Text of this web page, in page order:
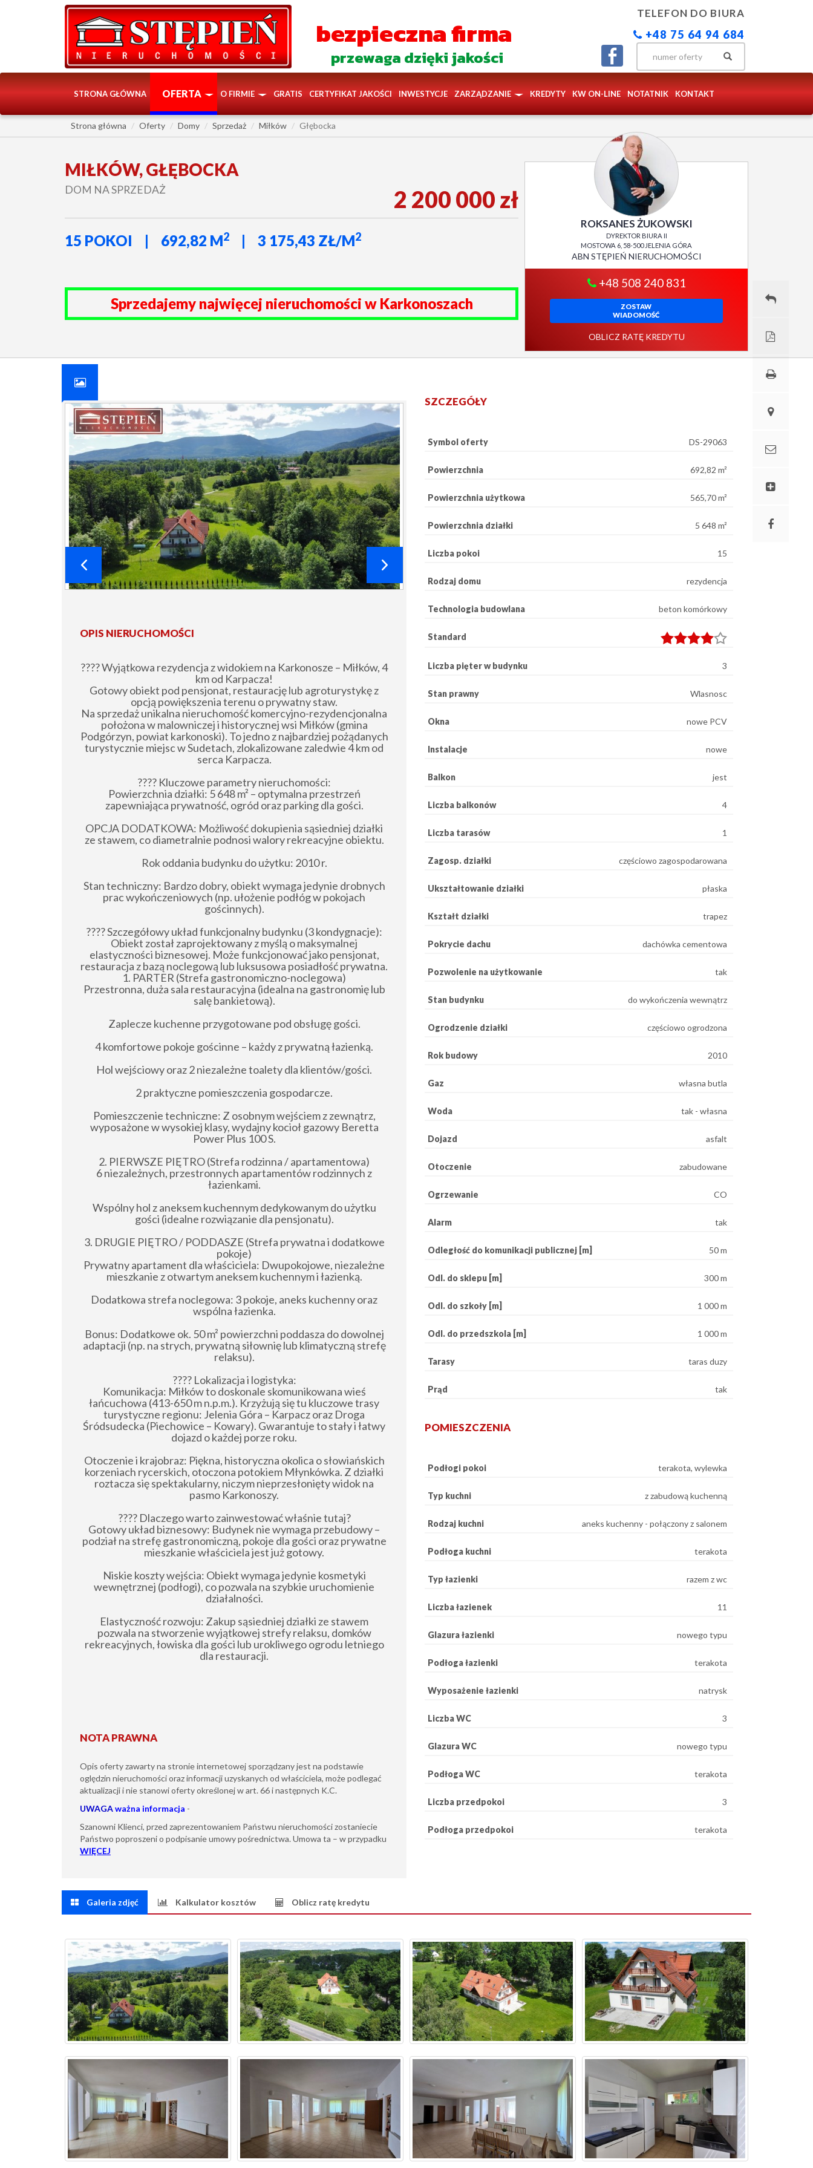
bezpieczna firma
przewaga dzięki jakości
TELEFON DO BIURA
+48 75 64 94 684
STRONA GŁÓWNA OFERTA O FIRMIE GRATIS CERTYFIKAT JAKOŚCI INWESTYCJE ZARZĄDZANIE KREDYTY KW ON-LINE NOTATNIK KONTAKT
Strona główna Oferty Domy Sprzedaż Miłków Głębocka
MIŁKÓW, GŁĘBOCKA
DOM NA SPRZEDAŻ
15 POKOI 692,82 M2 3 175,43 ZŁ/M2
2 200 000 zł
Sprzedajemy najwięcej nieruchomości w Karkonoszach
ROKSANES ŻUKOWSKI
DYREKTOR BIURA II
MOSTOWA 6, 58-500 JELENIA GÓRA
ABN STĘPIEŃ NIERUCHOMOŚCI
+48 508 240 831
ZOSTAW
WIADOMOŚĆ
OBLICZ RATĘ KREDYTU
OPIS NIERUCHOMOŚCI
????️ Wyjątkowa rezydencja z widokiem na Karkonosze – Miłków, 4
km od Karpacza!
Gotowy obiekt pod pensjonat, restaurację lub agroturystykę z
opcją powiększenia terenu o prywatny staw.
Na sprzedaż unikalna nieruchomość komercyjno-rezydencjonalna
położona w malowniczej i historycznej wsi Miłków (gmina
Podgórzyn, powiat karkonoski). To jedno z najbardziej pożądanych
turystycznie miejsc w Sudetach, zlokalizowane zaledwie 4 km od
serca Karpacza.
???? Kluczowe parametry nieruchomości:
Powierzchnia działki: 5 648 m² – optymalna przestrzeń
zapewniająca prywatność, ogród oraz parking dla gości.
OPCJA DODATKOWA: Możliwość dokupienia sąsiedniej działki
ze stawem, co diametralnie podnosi walory rekreacyjne obiektu.
Rok oddania budynku do użytku: 2010 r.
Stan techniczny: Bardzo dobry, obiekt wymaga jedynie drobnych
prac wykończeniowych (np. ułożenie podłóg w pokojach
gościnnych).
???? Szczegółowy układ funkcjonalny budynku (3 kondygnacje):
Obiekt został zaprojektowany z myślą o maksymalnej
elastyczności biznesowej. Może funkcjonować jako pensjonat,
restauracja z bazą noclegową lub luksusowa posiadłość prywatna.
1. PARTER (Strefa gastronomiczno-noclegowa)
Przestronna, duża sala restauracyjna (idealna na gastronomię lub
salę bankietową).
Zaplecze kuchenne przygotowane pod obsługę gości.
4 komfortowe pokoje gościnne – każdy z prywatną łazienką.
Hol wejściowy oraz 2 niezależne toalety dla klientów/gości.
2 praktyczne pomieszczenia gospodarcze.
Pomieszczenie techniczne: Z osobnym wejściem z zewnątrz,
wyposażone w wysokiej klasy, wydajny kocioł gazowy Beretta
Power Plus 100 S.
2. PIERWSZE PIĘTRO (Strefa rodzinna / apartamentowa)
6 niezależnych, przestronnych apartamentów rodzinnych z
łazienkami.
Wspólny hol z aneksem kuchennym dedykowanym do użytku
gości (idealne rozwiązanie dla pensjonatu).
3. DRUGIE PIĘTRO / PODDASZE (Strefa prywatna i dodatkowe
pokoje)
Prywatny apartament dla właściciela: Dwupokojowe, niezależne
mieszkanie z otwartym aneksem kuchennym i łazienką.
Dodatkowa strefa noclegowa: 3 pokoje, aneks kuchenny oraz
wspólna łazienka.
Bonus: Dodatkowe ok. 50 m² powierzchni poddasza do dowolnej
adaptacji (np. na strych, prywatną siłownię lub klimatyczną strefę
relaksu).
???? Lokalizacja i logistyka:
Komunikacja: Miłków to doskonale skomunikowana wieś
łańcuchowa (413-650 m n.p.m.). Krzyżują się tu kluczowe trasy
turystyczne regionu: Jelenia Góra – Karpacz oraz Droga
Śródsudecka (Piechowice – Kowary). Gwarantuje to stały i łatwy
dojazd o każdej porze roku.
Otoczenie i krajobraz: Piękna, historyczna okolica o słowiańskich
korzeniach rycerskich, otoczona potokiem Młynkówka. Z działki
roztacza się spektakularny, niczym nieprzesłonięty widok na
pasmo Karkonoszy.
???? Dlaczego warto zainwestować właśnie tutaj?
Gotowy układ biznesowy: Budynek nie wymaga przebudowy –
podział na strefę gastronomiczną, pokoje dla gości oraz prywatne
mieszkanie właściciela jest już gotowy.
Niskie koszty wejścia: Obiekt wymaga jedynie kosmetyki
wewnętrznej (podłogi), co pozwala na szybkie uruchomienie
działalności.
Elastyczność rozwoju: Zakup sąsiedniej działki ze stawem
pozwala na stworzenie wyjątkowej strefy relaksu, domków
rekreacyjnych, łowiska dla gości lub urokliwego ogrodu letniego
dla restauracji.
NOTA PRAWNA
Opis oferty zawarty na stronie internetowej sporządzany jest na podstawie
oględzin nieruchomości oraz informacji uzyskanych od właściciela, może podlegać
aktualizacji i nie stanowi oferty określonej w art. 66 i następnych K.C.
UWAGAważna informacja -
Szanowni Klienci, przed zaprezentowaniem Państwu nieruchomości zostaniecie
Państwo poproszeni o podpisanie umowy pośrednictwa. Umowa ta – w przypadku
WIĘCEJ
SZCZEGÓŁY
Symbol oferty DS-29063
Powierzchnia 692,82 m²
Powierzchnia użytkowa 565,70 m²
Powierzchnia działki 5 648 m²
Liczba pokoi 15
Rodzaj domu rezydencja
Technologia budowlana beton komórkowy
Standard
Liczba pięter w budynku 3
Stan prawny Wlasnosc
Okna nowe PCV
Instalacje nowe
Balkon jest
Liczba balkonów 4
Liczba tarasów 1
Zagosp. działki częściowo zagospodarowana
Ukształtowanie działki płaska
Kształt działki trapez
Pokrycie dachu dachówka cementowa
Pozwolenie na użytkowanie tak
Stan budynku do wykończenia wewnątrz
Ogrodzenie działki częściowo ogrodzona
Rok budowy 2010
Gaz własna butla
Woda tak - własna
Dojazd asfalt
Otoczenie zabudowane
Ogrzewanie CO
Alarm tak
Odległość do komunikacji publicznej [m] 50 m
Odl. do sklepu [m] 300 m
Odl. do szkoły [m] 1 000 m
Odl. do przedszkola [m] 1 000 m
Tarasy taras duzy
Prąd tak
POMIESZCZENIA
Podłogi pokoi terakota, wylewka
Typ kuchni z zabudową kuchenną
Rodzaj kuchni aneks kuchenny - połączony z salonem
Podłoga kuchni terakota
Typ łazienki razem z wc
Liczba łazienek 11
Glazura łazienki nowego typu
Podłoga łazienki terakota
Wyposażenie łazienki natrysk
Liczba WC 3
Glazura WC nowego typu
Podłoga WC terakota
Liczba przedpokoi 3
Podłoga przedpokoi terakota
Galeria zdjęć Kalkulator kosztów Oblicz ratę kredytu